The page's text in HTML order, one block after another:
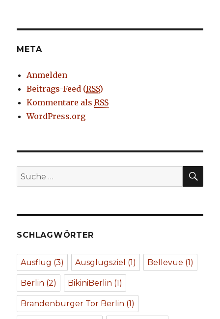
META
Anmelden
Beitrags-Feed (RSS)
Kommentare alsRSS
WordPress.org
Suche
nach:
SCHLAGWÖRTER
Ausflug (3) Ausglugsziel (1) Bellevue (1)
Berlin (2) BikiniBerlin (1)
Brandenburger Tor Berlin (1)